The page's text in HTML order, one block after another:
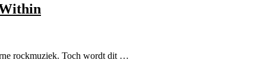
rockmuziek. Toch wordt dit …